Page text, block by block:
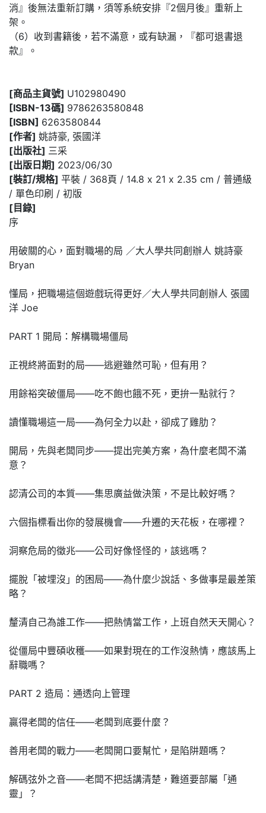
消』後無法重新訂購，須等系統安排『2個月後』重新上
架。
（6）收到書籍後，若不滿意，或有缺漏，『都可退書退
款』。
[商品主貨號] U102980490
[ISBN-13碼] 9786263580848
[ISBN] 6263580844
[作者] 姚詩豪, 張國洋
[出版社] 三采
[出版日期] 2023/06/30
[裝訂/規格] 平裝 / 368頁 / 14.8 x 21 x 2.35 cm / 普通級
/ 單色印刷 / 初版
[目錄]
序
用破關的心，面對職場的局 ／大人學共同創辦人 姚詩豪
Bryan
懂局，把職場這個遊戲玩得更好／大人學共同創辦人 張國
洋 Joe
PART 1 開局：解構職場僵局
正視終將面對的局——逃避雖然可恥，但有用？
用餘裕突破僵局——吃不飽也餓不死，更拚一點就行？
讀懂職場這一局——為何全力以赴，卻成了雞肋？
開局，先與老闆同步——提出完美方案，為什麼老闆不滿
意？
認清公司的本質——集思廣益做決策，不是比較好嗎？
六個指標看出你的發展機會——升遷的天花板，在哪裡？
洞察危局的徵兆——公司好像怪怪的，該逃嗎？
擺脫「被埋沒」的困局——為什麼少說話、多做事是最差策
略？
釐清自己為誰工作——把熱情當工作，上班自然天天開心？
從僵局中豐碩收穫——如果對現在的工作沒熱情，應該馬上
辭職嗎？
PART 2 造局：通透向上管理
贏得老闆的信任——老闆到底要什麼？
善用老闆的戰力——老闆開口要幫忙，是陷阱題嗎？
解碼弦外之音——老闆不把話講清楚，難道要部屬「通
靈」？